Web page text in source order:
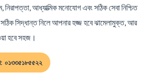
আধ্যাত্মিক মনোযোগ এবং সঠিক সেবা নিশ্চিত
সিদ্ধান্ত নিলে আপনার হজ্জ হবে ঝামেলামুক্ত, আর
হবে সহজ।
০১৩৩৫১৮৫৫২২